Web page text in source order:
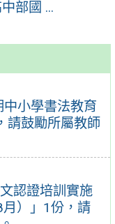
小學書法教育
請鼓勵所屬教師
認證培訓實施
）」1份，請
部國 ...